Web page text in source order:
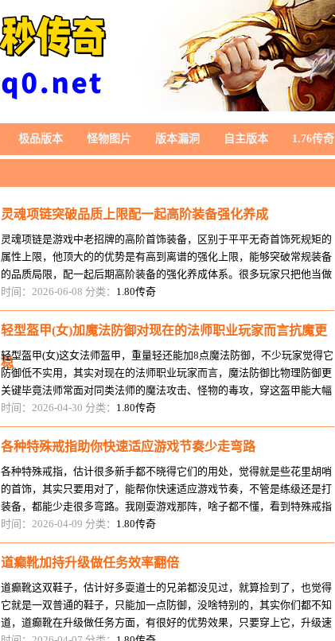
极品版本 怪物图片 版本漏洞 自主版本 1.76传奇
灵魂项链突破品质上限配一起高阶装备强化养成
灵魂项链是游戏中老招牌的高阶首饰装备，区别于平平无奇首饰死规矩的
属性上限，他顶大的的优势是有高到离谱的强化上限，能够突破常规装备
的品质局限，配一起后期高阶装备的强化养成体系。很多玩家只把他当做
平平无奇中间茬儿首饰，忽略了他
时间：2026-06-08 分类： 1.80传奇
轻型盔甲(女)加魔法防御对现在的法师职业玩家而言抗魔更
稳
轻型盔甲(女)这女法师盔甲，重量轻还能加8点魔法防御，不少玩家觉得它
防御低不实用，其实对现在的法师职业玩家而言，魔法防御比物理防御更
关键毕竟法师常面对同类法师的魔法攻击、怪物的毒攻，穿这盔甲能大幅
减少魔法伤害，我当年靠这盔甲
时间：2026-04-30 分类： 1.80传奇
各种特殊戒指助你快速适应游戏节奏少走弯路
各种特殊戒指，估计很多新手都不晓得它们的用处，觉得就是些花里胡哨
的首饰，其实只要用对了，能帮你快速适应游戏节奏，不管是练级还是打
装备，都能少走很多弯路。我刚耍游戏那阵，啥子都不懂，看到特殊戒指
就随手扔，直到后来被朋友骂了一
时间：2026-04-09 分类： 1.80传奇
道癫靴加持升级做任务效率翻倍
道癫靴这双鞋子，估计好多耍道士的兄弟都没见过，就算捡到了，也觉得
它就是一双普通的鞋子，只能加一点防御，没啥特别的，其实你们都不知
道，道癫靴在升级做任务方面，有很好的优势效果，只要穿上它，升级速